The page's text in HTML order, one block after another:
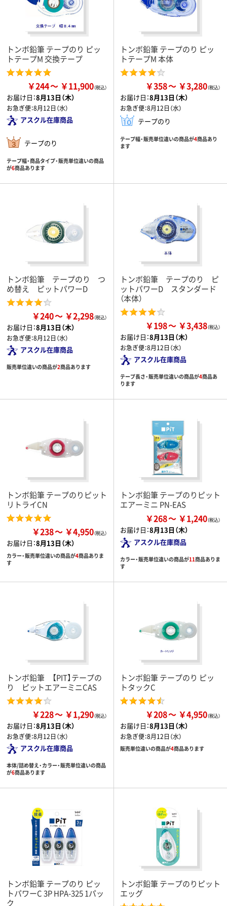
トンボ鉛筆 テープのり ピッ
トテープM 交換テープ
￥244 ￥11,900
お届け日：8月13日（木）
お急ぎ便：8月12日（水）
アスクル在庫商品
テープのり
テープ幅・商品タイプ・販売単位違いの商品
が6商品あります
トンボ鉛筆 テープのり ピッ
トテープM 本体
￥358 ￥3,280
お届け日：8月13日（木）
お急ぎ便：8月12日（水）
テープのり
テープ幅・販売単位違いの商品が4商品あり
ます
トンボ鉛筆 テープのり つ
め替え ピットパワーD
￥240 ￥2,298
お届け日：8月13日（木）
お急ぎ便：8月12日（水）
アスクル在庫商品
販売単位違いの商品が2商品あります
トンボ鉛筆 テープのり ピ
ットパワーD スタンダード
（本体）
￥198 ￥3,438
お届け日：8月13日（木）
お急ぎ便：8月12日（水）
アスクル在庫商品
テープ長さ・販売単位違いの商品が4商品あ
ります
トンボ鉛筆 テープのりピット
リトライCN
￥238 ￥4,950
お届け日：8月13日（木）
カラー・販売単位違いの商品が4商品ありま
す
トンボ鉛筆 テープのりピット
エアーミニ PN-EAS
￥268 ￥1,240
お届け日：8月13日（木）
アスクル在庫商品
カラー・販売単位違いの商品が11商品ありま
す
トンボ鉛筆 【PIT】テープの
り ピットエアーミニCAS
￥228 ￥1,290
お届け日：8月13日（木）
お急ぎ便：8月12日（水）
アスクル在庫商品
本体/詰め替え・カラー・販売単位違いの商品
が6商品あります
トンボ鉛筆 テープのり ピッ
トタックC
￥208 ￥4,950
お届け日：8月13日（木）
お急ぎ便：8月12日（水）
販売単位違いの商品が4商品あります
トンボ鉛筆 テープのり ピッ
トパワーC 3P HPA-325 1パッ
ク
トンボ鉛筆 テープのりピット
エッグ